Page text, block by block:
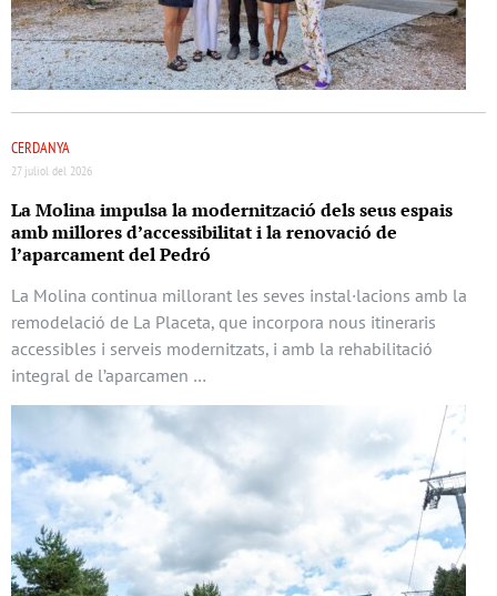
CERDANYA
27 juliol del 2026
La Molina impulsa la modernització dels seus espais
amb millores d’accessibilitat i la renovació de
l’aparcament del Pedró
La Molina continua millorant les seves instal·lacions amb la
remodelació de La Placeta, que incorpora nous itineraris
accessibles i serveis modernitzats, i amb la rehabilitació
integral de l’aparcamen …